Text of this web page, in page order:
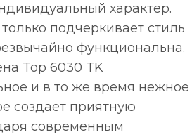
характер.
подчеркивает стиль
функциональна.
Top 6030 TK
и в то же время нежное
создает приятную
современным